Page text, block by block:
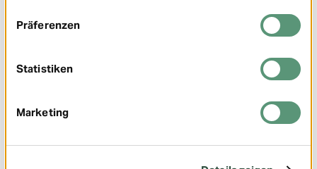
Präferenzen
Statistiken
Marketing